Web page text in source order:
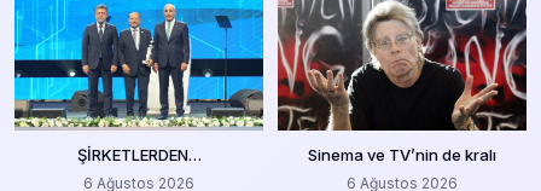
ŞİRKETLERDEN…
6 Ağustos 2026
Sinema ve TV’nin de kralı
6 Ağustos 2026